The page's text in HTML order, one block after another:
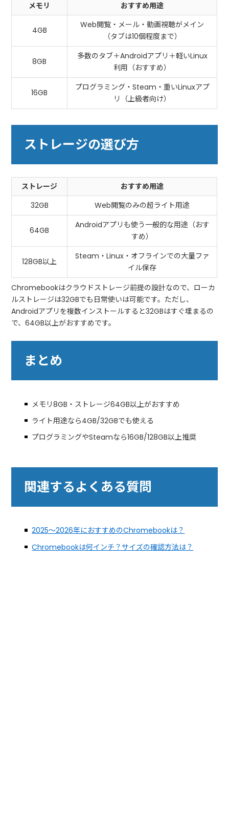
メモリ おすすめ用途
4GB
Web閲覧・メール・動画視聴がメイン
（タブは10個程度まで）
8GB
多数のタブ＋Androidアプリ＋軽いLinux
利用（おすすめ）
16GB
プログラミング・Steam・重いLinuxアプ
リ（上級者向け）
ストレージの選び方
ストレージ
おすすめ用途
32GB
Web閲覧のみの超ライト用途
64GB
Androidアプリも使う一般的な用途（おす
すめ）
128GB以上
Steam・Linux・オフラインでの大量ファ
イル保存
Chromebookはクラウドストレージ前提の設計なので、ローカ
ルストレージは32GBでも日常使いは可能です。ただし、
Androidアプリを複数インストールすると32GBはすぐ埋まるの
で、64GB以上がおすすめです。
まとめ
メモリ8GB・ストレージ64GB以上がおすすめ
ライト用途なら4GB/32GBでも使える
プログラミングやSteamなら16GB/128GB以上推奨
関連するよくある質問
2025〜2026年におすすめのChromebookは？
Chromebookは何インチ？サイズの確認方法は？